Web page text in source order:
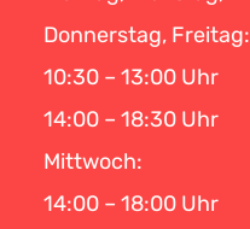
Donnerstag, Freitag:
10:30 – 13:00 Uhr
14:00 – 18:30 Uhr
Mittwoch:
14:00 – 18:00 Uhr